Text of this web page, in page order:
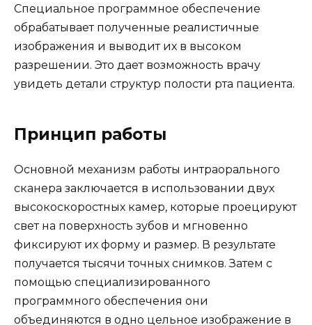
Специальное программное обеспечение
обрабатывает полученные реалистичные
изображения и выводит их в высоком
разрешении. Это дает возможность врачу
увидеть детали структур полости рта пациента.
Принцип работы
Основной механизм работы интраорального
сканера заключается в использовании двух
высокоскоростных камер, которые проецируют
свет на поверхность зубов и мгновенно
фиксируют их форму и размер. В результате
получается тысячи точных снимков. Затем с
помощью специализированного
программного обеспечения они
объединяются в одно цельное изображение в